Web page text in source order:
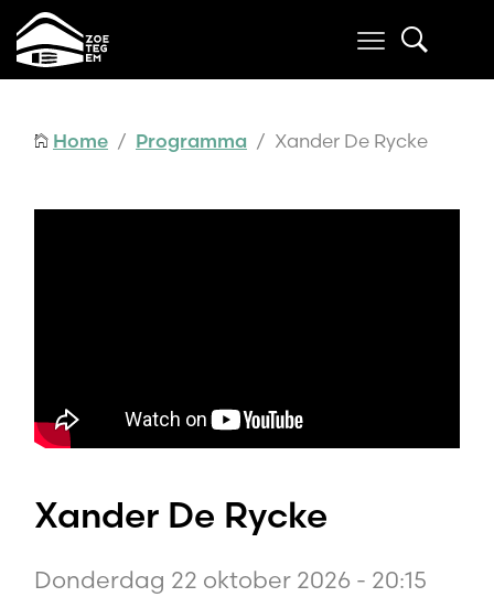
Home / Programma / Xander De Rycke
Xander De Rycke
Donderdag 22 oktober 2026 - 20:15